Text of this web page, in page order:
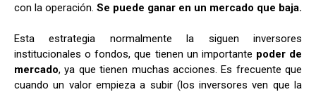
con la operación. Se puede ganar en un mercado que baja.
Esta estrategia normalmente la siguen inversores
institucionales o fondos, que tienen un importante poder de
mercado, ya que tienen muchas acciones. Es frecuente que
cuando un valor empieza a subir (los inversores ven que la